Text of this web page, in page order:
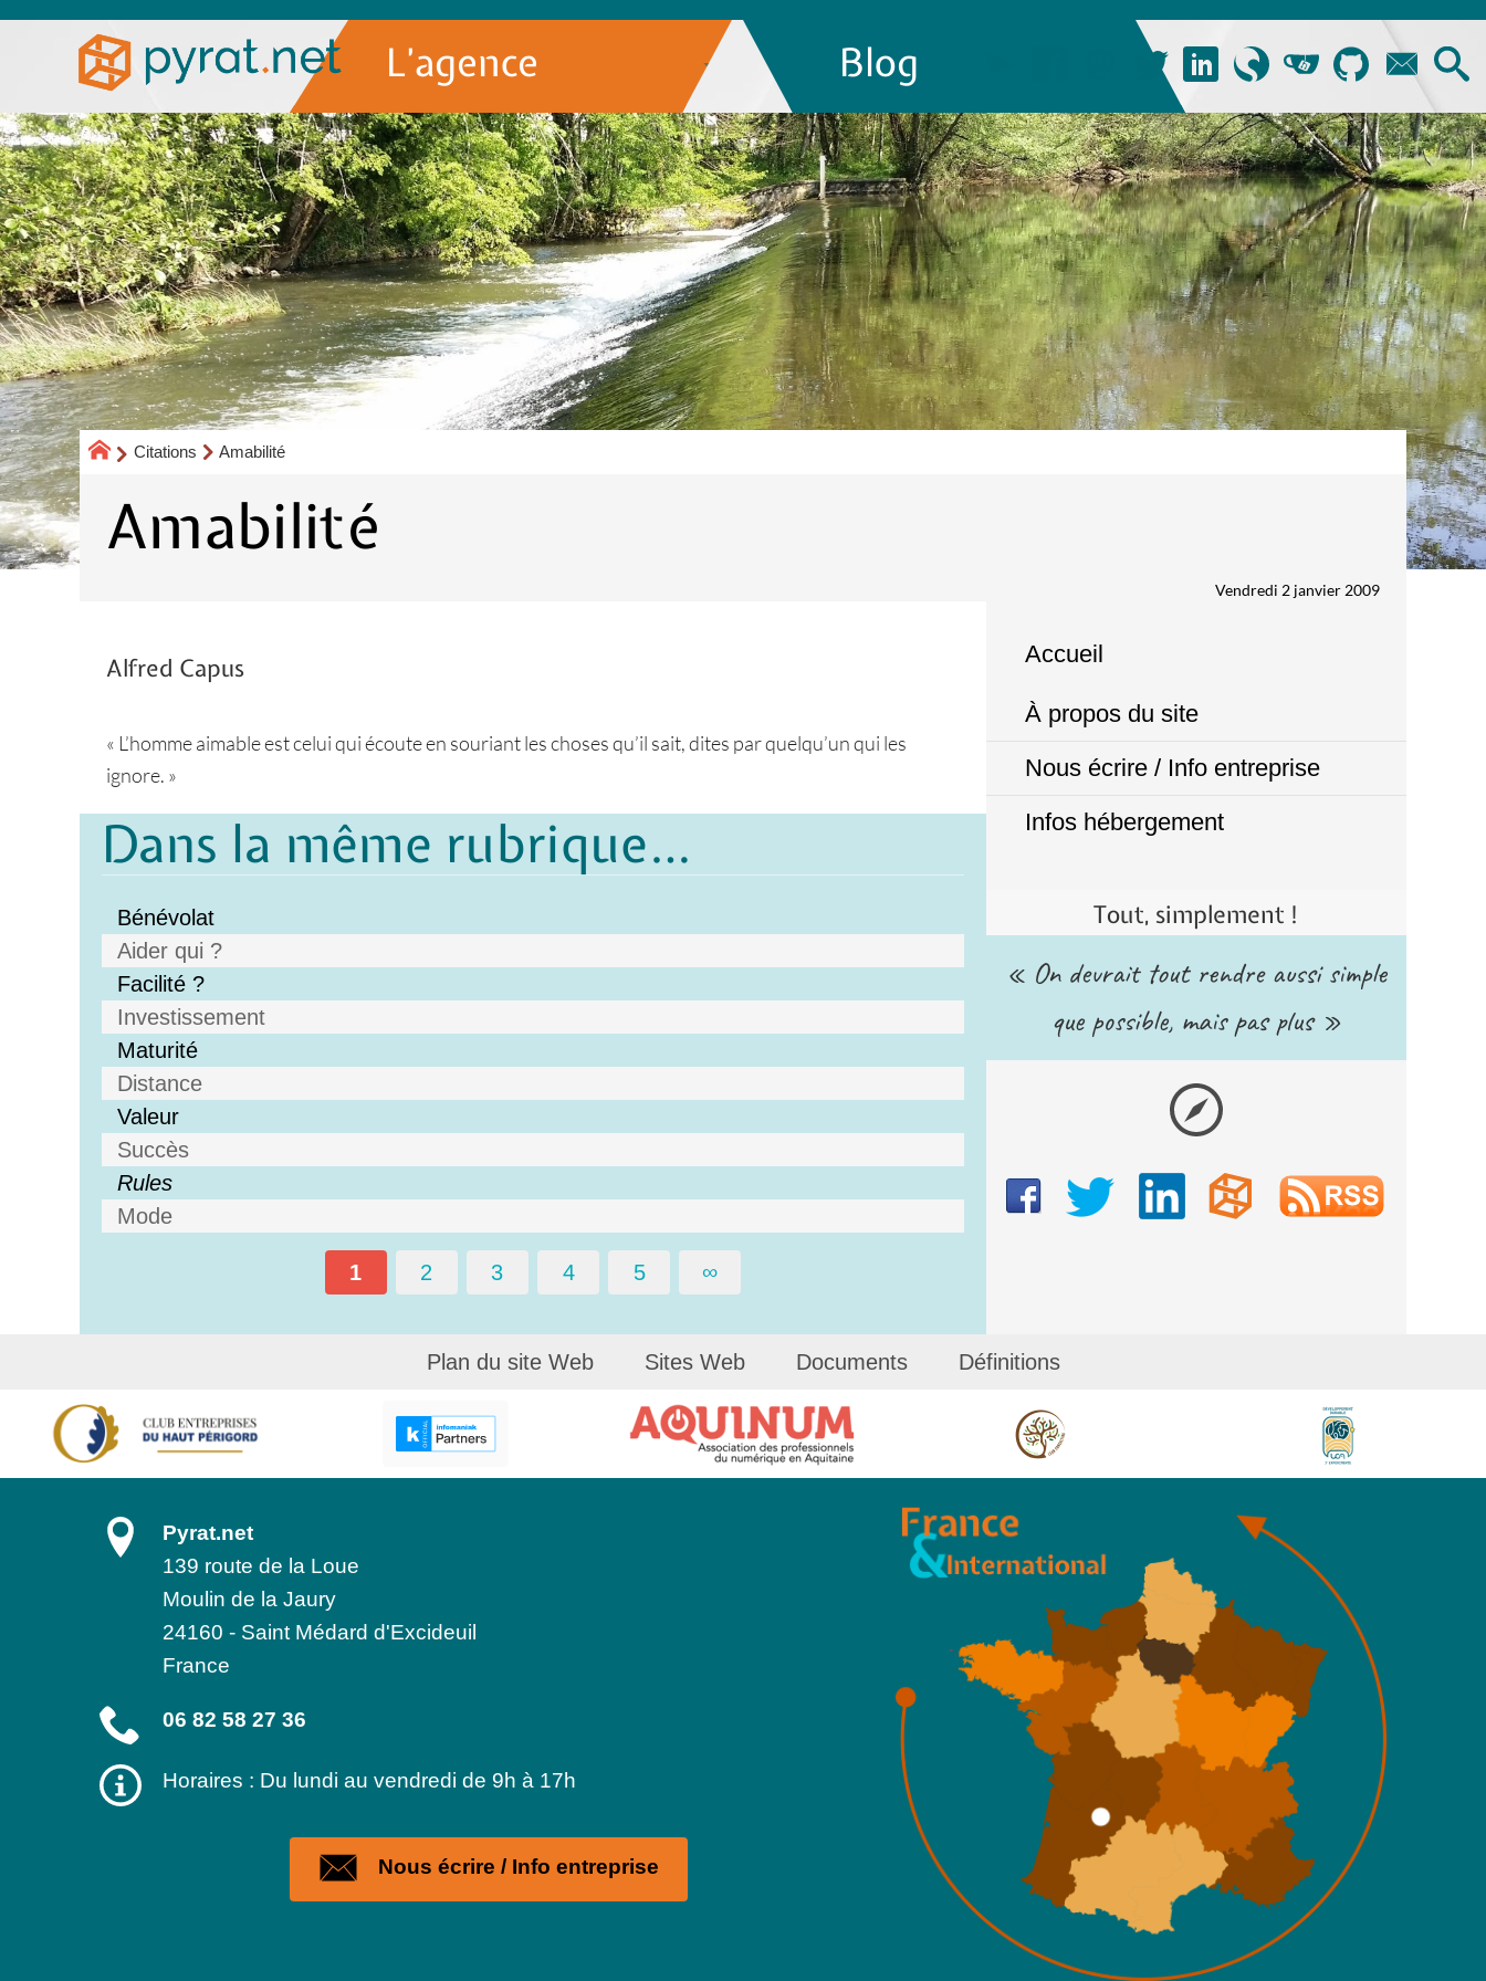
L’agence Blog
Citations Amabilité
Amabilité
Vendredi 2 janvier 2009
Alfred Capus
« L’homme aimable est celui qui écoute en souriant les choses qu’il sait, dites par quelqu’un qui les
ignore. »
Dans la même rubrique…
Bénévolat
Aider qui ?
Facilité ?
Investissement
Maturité
Distance
Valeur
Succès
Rules
Mode
1 2 3 4 5 ∞
Accueil
À propos du site
Nous écrire / Info entreprise
Infos hébergement
Tout, simplement !
« On devrait tout rendre aussi simple
que possible, mais pas plus »
Plan du site Web Sites Web Documents Définitions
Pyrat.net
139 route de la Loue
Moulin de la Jaury
24160 - Saint Médard d'Excideuil
France
06 82 58 27 36
Horaires : Du lundi au vendredi de 9h à 17h
Nous écrire / Info entreprise